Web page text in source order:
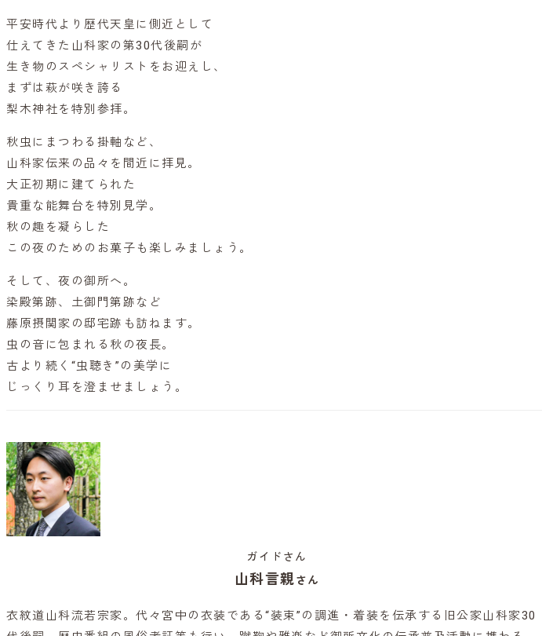
平安時代より歴代天皇に側近として
仕えてきた山科家の第30代後嗣が
生き物のスペシャリストをお迎えし、
まずは萩が咲き誇る
梨木神社を特別参拝。
秋虫にまつわる掛軸など、
山科家伝来の品々を間近に拝見。
大正初期に建てられた
貴重な能舞台を特別見学。
秋の趣を凝らした
この夜のためのお菓子も楽しみましょう。
そして、夜の御所へ。
染殿第跡、土御門第跡など
藤原摂関家の邸宅跡も訪ねます。
虫の音に包まれる秋の夜長。
古より続く“虫聴き”の美学に
じっくり耳を澄ませましょう。
ガイドさん
山科言親さん
衣紋道山科流若宗家。代々宮中の衣装である“装束”の調進・着装を伝承する旧公家山科家30